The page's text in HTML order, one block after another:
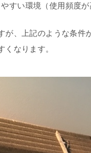
すい環境（使用頻度
が、上記のような条
くなります。